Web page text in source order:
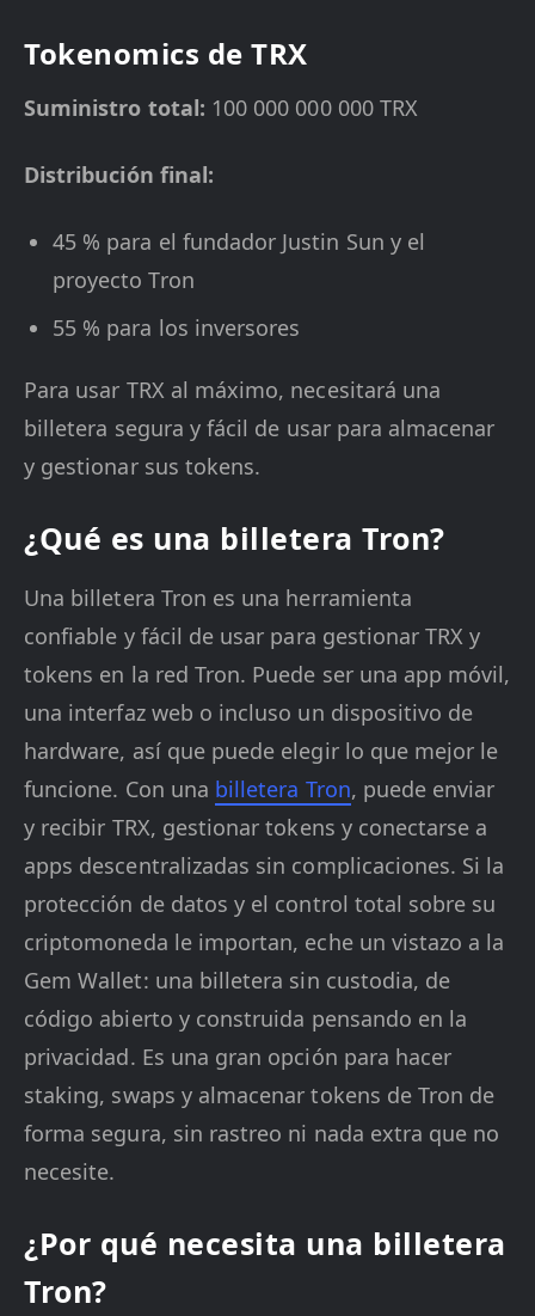
Tokenomics de TRX
Suministro total: 100 000 000 000 TRX
Distribución final:
45 % para el fundador Justin Sun y el
proyecto Tron
55 % para los inversores
Para usar TRX al máximo, necesitará una
billetera segura y fácil de usar para almacenar
y gestionar sus tokens.
¿Qué es una billetera Tron?
Una billetera Tron es una herramienta
confiable y fácil de usar para gestionar TRX y
tokens en la red Tron. Puede ser una app móvil,
una interfaz web o incluso un dispositivo de
hardware, así que puede elegir lo que mejor le
funcione. Con una billetera Tron, puede enviar
y recibir TRX, gestionar tokens y conectarse a
apps descentralizadas sin complicaciones. Si la
protección de datos y el control total sobre su
criptomoneda le importan, eche un vistazo a la
Gem Wallet: una billetera sin custodia, de
código abierto y construida pensando en la
privacidad. Es una gran opción para hacer
staking, swaps y almacenar tokens de Tron de
forma segura, sin rastreo ni nada extra que no
necesite.
¿Por qué necesita una billetera
Tron?